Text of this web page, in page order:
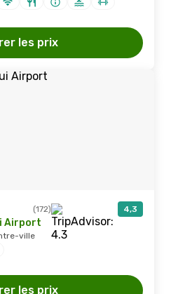
les prix
(172) 4,3
Airport
ville
les prix